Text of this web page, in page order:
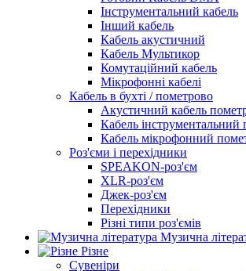
Інструментальний кабель
Інший кабель
Кабель акустичний
Кабель Мультикор
Комутаційний кабель
Мікрофонні кабелі
Кабель в бухті / пометрово
Акустичний кабель
Кабель інструментальний
Кабель мікрофонний
Роз'єми і перехідники
SPEAKON-роз'єм
XLR-роз'єм
Джек-роз'єм
Перехідники
Різні типи роз'ємів
Музична
Різне
Сувеніри